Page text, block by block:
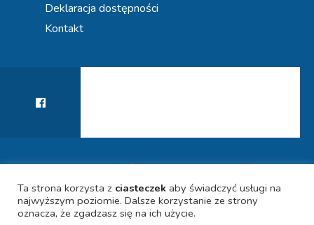
Deklaracja dostępności
Kontakt
KIERUNEK PRZYSZŁOŚĆ! WSPIERAMY KARIERY
© 2021 SPECJALISTYCZNA PORADNIA PSYCHOLOGICZNO-
Ta strona korzysta z ciasteczek aby świadczyć usługi na
najwyższym poziomie. Dalsze korzystanie ze strony
oznacza, że zgadzasz się na ich użycie.